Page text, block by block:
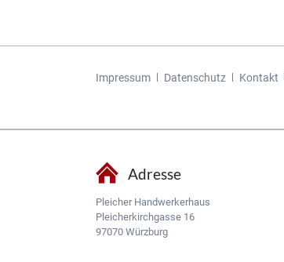
Navigation
Impressum Datenschutz Kontakt
Adresse
Pleicher Handwerkerhaus
Pleicherkirchgasse 16
97070 Würzburg